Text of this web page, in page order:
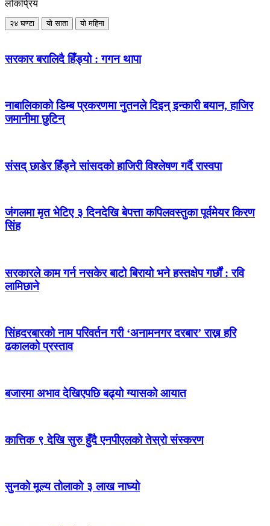
लोकप्रिय
२४ घण्टा यो साता यो महिना
सरकार बरालिदै हिँड्यो : गगन थापा
नाबालिकाको डिम्ब प्रकरणमा नुतनले दिइन् इन्कारी बयान, हाजिर
जमानीमा छुटिन्
संसद् छाडेर हिँड्ने सांसदको हाजिरी विश्लेषण गर्दै रास्वपा
जंगलमा मृत भेटिए ३ दिनदेखि बेपत्ता कपिलवस्तुका पूर्वमेयर किरण
सिंह
सरकारले काम गर्न नसकेर बाटो बिरायो भने हस्तक्षेप गर्छौं : रवि
लामिछाने
सिंहदरबारको नाम परिवर्तन गरी ‘अनामनगर दरबार’ राख्न हरि
ढकालको प्रस्ताव
बजारमा अभाव देखिएपछि बढ्यो ग्यासको आयात
कात्तिक ९ देखि सुरु हुँदै एनपीएलको तेस्रो संस्करण
सुनको मूल्य तोलाको ३ लाख नाघ्यो